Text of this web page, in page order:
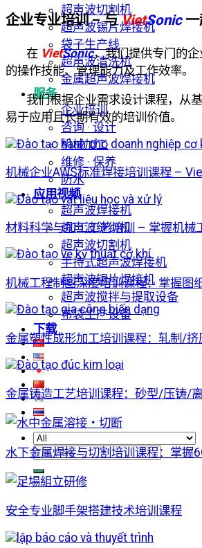
超声波切割机
超声波锡片焊接机
袋子生产线
超声波清洗机
金属超声波焊接机
服务
企业培训
咨询 · 设计
机械加工
维修 · 保养
防水
应用视频
超声波焊接机
超声波缝纫机
超声波切割机
手持式超声波焊接机
超声波锡片焊接机
超声波搅拌与提取设备
布袋生产设备
下载
搜
索：
企业专业培训 – 与VietSonic一
在 VietSonic，我们提供专门的
的操作技能、管理能力及工作效率。
我们根据企业需求设计课程，从
易于应用且长期有效的培训价值。
机械企业AWS标准焊接培训课程 –
材料科学与加工工艺培训 – 掌握机械
机械工程制图深度培训课程：掌握图
金属塑性成形加工培训课程：轧制/
金属铸造工艺培训课程：砂型/压铸/
水下金属焊接与切割培训课程：掌握
安全专业脚手架搭建技术培训课程